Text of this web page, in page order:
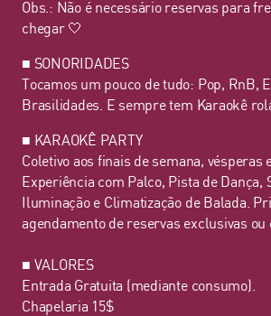
Obs.: Não é necessário reservas para
chegar 🤍
■ SONORIDADES
Tocamos um pouco de tudo: Pop, RnB,
Brasilidades. E sempre tem Karaokê
■ KARAOKÊ PARTY
Coletivo aos finais de semana, vésperas
Experiência com Palco, Pista de Dança,
Iluminação e Climatização de Balada.
agendamento de reservas exclusivas ou
■ VALORES
Entrada Gratuita (mediante consumo).
Chapelaria 15$